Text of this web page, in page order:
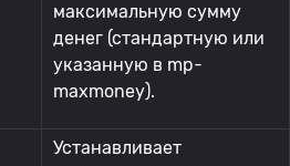
максимальную сумму
денег (стандартную или
указанную в mp-
maxmoney).
Устанавливает